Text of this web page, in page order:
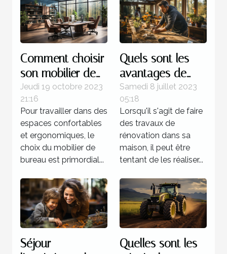
Comment choisir
son mobilier de
bureau ?
Jeudi 19 octobre 2023
21:16
Pour travailler dans des
espaces confortables
et ergonomiques, le
choix du mobilier de
bureau est primordial...
Quels sont les
avantages de
faire recours à un
expert pour la
rénovation de sa
maison ?
Samedi 8 juillet 2023
05:18
Lorsqu'il s'agit de faire
des travaux de
rénovation dans sa
maison, il peut être
tentant de les réaliser...
Séjour
Quelles sont les